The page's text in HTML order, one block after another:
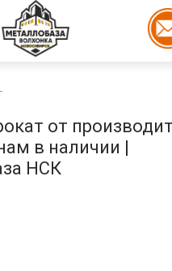
от
в наличии |
НСК